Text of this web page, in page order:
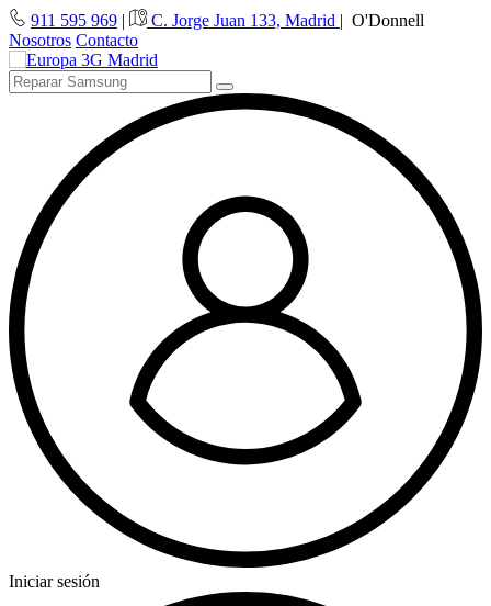
911 595 969 | C. Jorge Juan 133, Madrid | O'Donnell
Nosotros Contacto
Iniciar sesión